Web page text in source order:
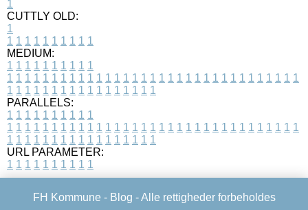
1
CUTTLY OLD:
1
1 1 1 1 1 1 1 1 1 1
MEDIUM:
1 1 1 1 1 1 1 1 1 1
1 1 1 1 1 1 1 1 1 1 1 1 1 1 1 1 1 1 1 1 1 1 1 1 1 1 1 1 1 1 1 1 1
1 1 1 1 1 1 1 1 1 1 1 1 1 1 1 1 1
PARALLELS:
1 1 1 1 1 1 1 1 1 1
1 1 1 1 1 1 1 1 1 1 1 1 1 1 1 1 1 1 1 1 1 1 1 1 1 1 1 1 1 1 1 1 1
1 1 1 1 1 1 1 1 1 1 1 1 1 1 1 1 1
URL PARAMETER:
1 1 1 1 1 1 1 1 1 1
FH Kommune - Blog - Alle rettigheder forbeholdes